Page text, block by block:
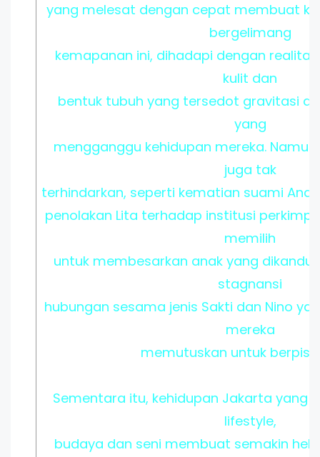
yang melesat dengan cepat membuat
bergelimang
kemapanan ini, dihadapi dengan realita
kulit dan
bentuk tubuh yang tersedot gravitasi
yang
mengganggu kehidupan mereka.
juga tak
terhindarkan, seperti kematian suami
penolakan Lita terhadap institusi
memilih
untuk membesarkan anak yang
stagnansi
hubungan sesama jenis Sakti dan Nino
mereka
memutuskan untuk
Sementara itu, kehidupan Jakarta yang
lifestyle,
budaya dan seni membuat semakin